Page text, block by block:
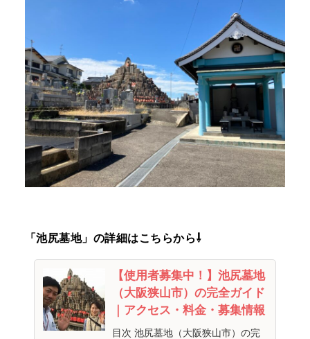
「池尻墓地」の詳細はこちらから⇩
【使用者募集中！】池尻墓地
（大阪狭山市）の完全ガイド
｜アクセス・料金・募集情報
目次 池尻墓地（大阪狭山市）の完